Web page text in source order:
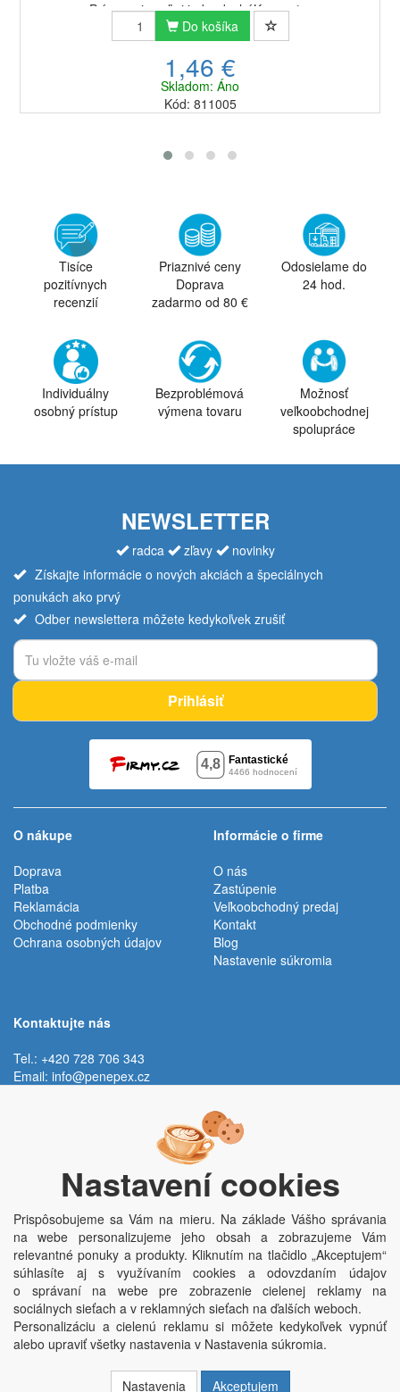
Príprava je veľmi jednoducháKoncent...
Do košíka
1,46 €
Skladom: Áno
Kód: 811005
Tisíce
pozitívnych
recenzií
Priaznivé ceny
Doprava
zadarmo od 80 €
Odosielame do
24 hod.
Individuálny
osobný prístup
Bezproblémová
výmena tovaru
Možnosť
veľkoobchodnej
spolupráce
NEWSLETTER
radca zľavy
novinky
Získajte informácie o nových akciách a špeciálnych
ponukách ako prvý
Odber newslettera môžete kedykoľvek zrušiť
Prihlásiť
O nákupe
Doprava
Platba
Reklamácia
Obchodné podmienky
Ochrana osobných údajov
Informácie o firme
O nás
Zastúpenie
Veľkoobchodný predaj
Kontakt
Blog
Nastavenie súkromia
Kontaktujte nás
Tel.: +420 728 706 343
Email: info@penepex.cz
Trávník 2076, 686 03 Staré Město
Copyright © Penepex s.r.o. 2025, powered byABRA E-shop
Penepex s.r.o., Za Špicí 1798, 686 03 Staré Město; IČO: 03220923; DIČ:
CZ03220923; zápis do obchodního rejstříku dne 22. 7. 2014, krajský soud v
Brně oddíl C, vložka 84002
Nastavení cookies
Prispôsobujeme sa Vám na mieru. Na základe Vášho správania
na webe personalizujeme jeho obsah a zobrazujeme Vám
relevantné ponuky a produkty. Kliknutím na tlačidlo „Akceptujem“
súhlasíte aj s využívaním cookies a odovzdaním údajov
o správaní na webe pre zobrazenie cielenej reklamy na
sociálnych sieťach a v reklamných sieťach na ďalších weboch.
Personalizáciu a cielenú reklamu si môžete kedykoľvek vypnúť
alebo upraviť všetky nastavenia v Nastavenia súkromia.
Nastavenia Akceptujem